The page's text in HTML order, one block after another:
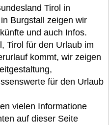
Tirol in
Burgstall zeigen wir
und auch Infos.
Tirol für den Urlaub im
kommt, wir zeigen
für den Urlaub
vielen Informatione
auf dieser Seite